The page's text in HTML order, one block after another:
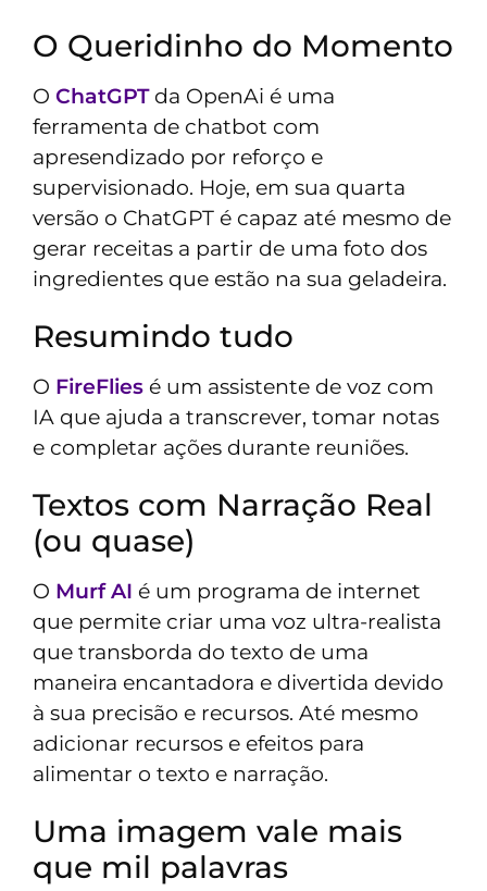
O Queridinho do Momento
O ChatGPT da OpenAi é uma
ferramenta de chatbot com
apresendizado por reforço e
supervisionado. Hoje, em sua quarta
versão o ChatGPT é capaz até mesmo de
gerar receitas a partir de uma foto dos
ingredientes que estão na sua geladeira.
Resumindo tudo
O FireFlies é um assistente de voz com
IA que ajuda a transcrever, tomar notas
e completar ações durante reuniões.
Textos com Narração Real
(ou quase)
O Murf AI é um programa de internet
que permite criar uma voz ultra-realista
que transborda do texto de uma
maneira encantadora e divertida devido
à sua precisão e recursos. Até mesmo
adicionar recursos e efeitos para
alimentar o texto e narração.
Uma imagem vale mais
que mil palavras